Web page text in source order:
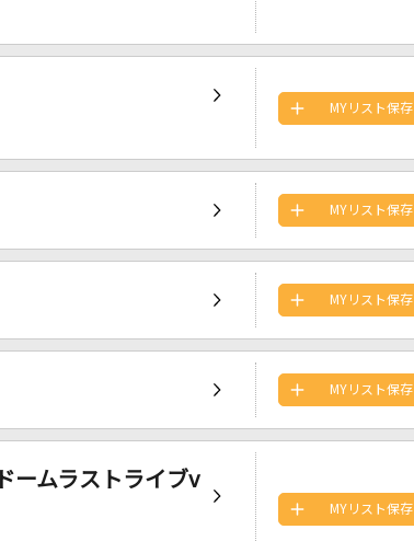
MYリスト保存
MYリスト保存
MYリスト保存
MYリスト保存
ームラストライブv
MYリスト保存